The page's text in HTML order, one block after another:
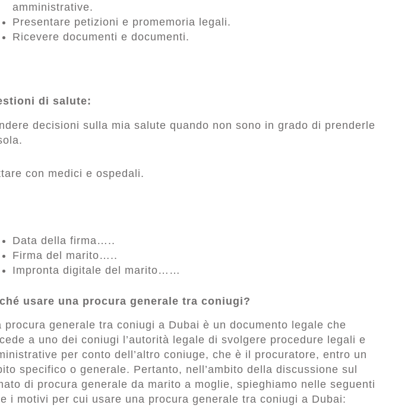
amministrative.
Presentare petizioni e promemoria legali.
Ricevere documenti e documenti.
di salute:
decisioni sulla mia salute quando non sono in grado di prenderle
con medici e ospedali.
Data della firma…..
Firma del marito…..
Impronta digitale del marito……
usare una procura generale tra coniugi?
procura generale tra coniugi a Dubai è un documento legale che
a uno dei coniugi l’autorità legale di svolgere procedure legali e
per conto dell’altro coniuge, che è il procuratore, entro un
specifico o generale. Pertanto, nell’ambito della discussione sul
di procura generale da marito a moglie, spieghiamo nelle seguenti
i motivi per cui usare una procura generale tra coniugi a Dubai: